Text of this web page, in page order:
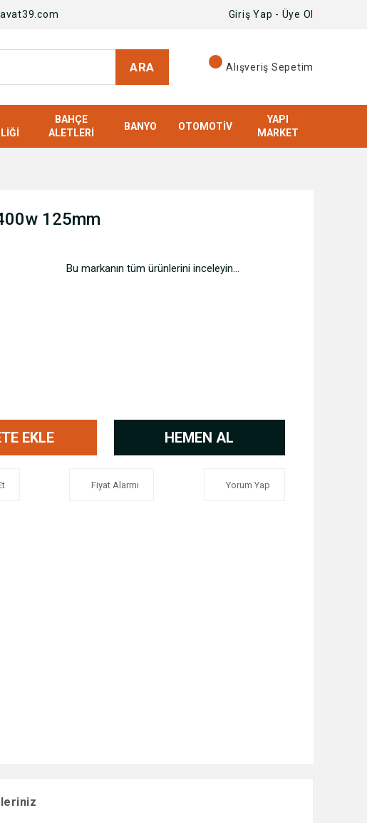
Giriş Yap - Üye Ol
ARA Alışveriş Sepetim
BAHÇE
ALETLERI
BANYO OTOMOTIV
YAPI
MARKET
125mm
Bu markanın tüm ürünlerini inceleyin...
EKLE HEMEN AL
Fiyat Alarmı Yorum Yap